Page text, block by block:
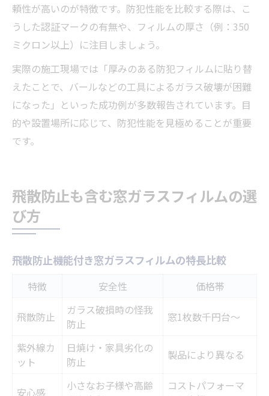
頼性が高いのが特徴です。防犯性能を比較する際は、こ
うした認証マークの有無や、フィルムの厚さ（例：350
ミクロン以上）に注目しましょう。
実際の施工現場では「厚みのある防犯フィルムに貼り替
えたことで、バールなどの工具によるガラス破壊が困難
になった」といった成功例が多数報告されています。目
的や設置場所に応じて、防犯性能を見極めることが重要
です。
飛散防止も含む窓ガラスフィルムの選
び方
飛散防止機能付き窓ガラスフィルムの特長比較
特徴 安全性 価格帯
飛散防止
ガラス破損時の怪我
防止
窓1枚数千円台～
紫外線カ
ット
日焼け・家具劣化の
防止
製品により異なる
安心感
小さなお子様や高齢
コストパフォーマ